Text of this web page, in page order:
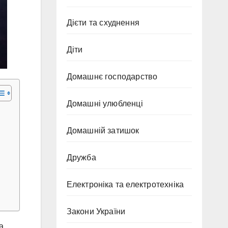
Дієти та схуднення
Діти
Домашнє господарство
Домашні улюбленці
Домашній затишок
Дружба
Електроніка та електротехніка
Закони України